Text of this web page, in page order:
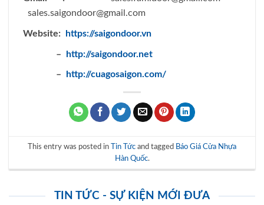
sales.saigondoor@gmail.com
Website: https://saigondoor.vn
– http://saigondoor.net
– http://cuagosaigon.com/
This entry was posted in Tin Tức and tagged Báo Giá Cửa Nhựa
Hàn Quốc.
TIN TỨC - SỰ KIỆN MỚI ĐƯA